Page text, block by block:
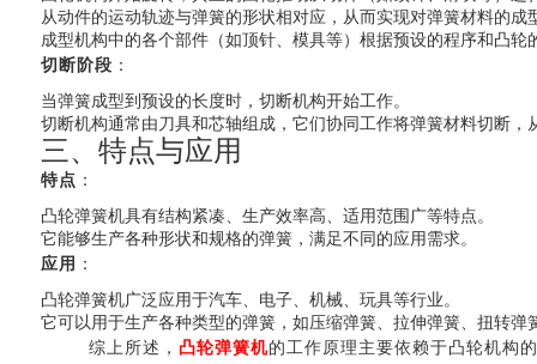
从动件的运动轨迹与弹簧的形状相对应，从而实现对弹簧材料的成
成型机构中的各个部件（如顶针、模具等）根据预设的程序和凸
切断阶段 ：
当弹簧成型到预设的长度时，切断机构开始工作。
切断机构通常由刀具和芯轴组成，它们协同工作将弹簧材料切断，
三、特点与应用
特点 ：
凸轮弹簧机具有结构紧凑、生产效率高、适用范围广等特点。
它能够生产各种形状和规格的弹簧，满足不同的应用需求。
应用 ：
凸轮弹簧机广泛应用于汽车、电子、机械、玩具等行业。
它可以用于生产各种类型的弹簧，如压缩弹簧、拉伸弹簧、扭转弹
综上所述， 凸轮弹簧机的工作原理主要依赖于凸轮机构